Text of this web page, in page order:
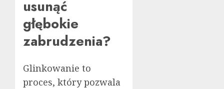
usunąć
głębokie
zabrudzenia?
Glinkowanie to
proces, który pozwala